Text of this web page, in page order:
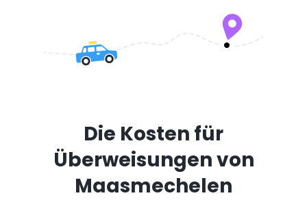
Die Kosten für
Überweisungen von
Maasmechelen